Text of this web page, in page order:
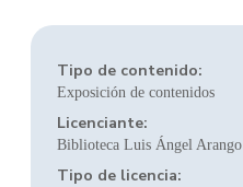
Tipo de contenido:
Exposición de contenidos
Licenciante:
Biblioteca Luis Ángel Arango
Tipo de licencia: